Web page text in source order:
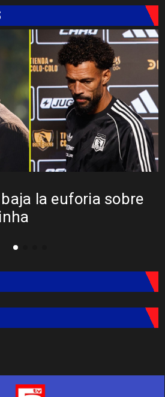
Vozinha en Colo
y Contrato